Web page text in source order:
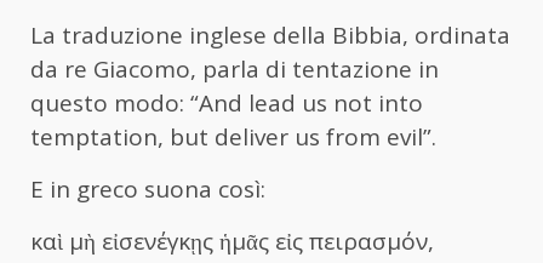
La traduzione inglese della Bibbia, ordinata
da re Giacomo, parla di tentazione in
questo modo: “And lead us not into
temptation, but deliver us from evil”.
E in greco suona così:
καὶ μὴ εἰσενέγκῃς ἡμᾶς εἰς πειρασμόν,